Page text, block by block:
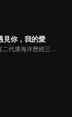
見你，我的愛
富二代潘海洋歷經三次失敗婚姻，認為金錢阻礙愛情。唯第一任妻子陸雪怡真心待他。好友伊軒勸他隱藏身份。他在酒吧對芭蕾舞演員韓夢瑤一見鍾情。便化身業務經理與她相戀。熱戀中潘海洋決定娶韓夢瑤，卻在婚前發現韓夢瑤三年前曾是自己公司員工，進而揭開伊軒與韓夢瑤為還債設局圖謀他財產的陰謀...